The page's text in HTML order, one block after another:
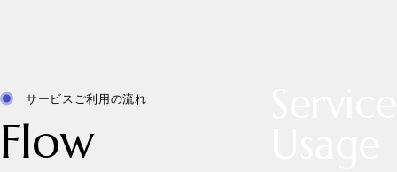
サービスご利用の流れ
Flow